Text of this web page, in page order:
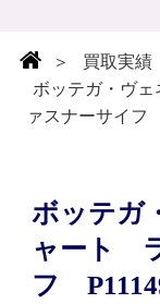
＞ 買取実績
ボッテガ・ヴ
ァスナーサイ
ボッテガ
ャート
フ